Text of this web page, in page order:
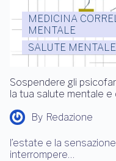
MEDICINA
MENTALE
SALUTE MENTALE
Sospendere gli
la tua salute mentale e
By Redazione
l’estate e la
interrompere…